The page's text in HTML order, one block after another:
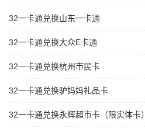
32一卡通兑换山东一卡通
32一卡通兑换大众E卡通
32一卡通兑换杭州市民卡
32一卡通兑换驴妈妈礼品卡
32一卡通兑换永辉超市卡（限实体卡）